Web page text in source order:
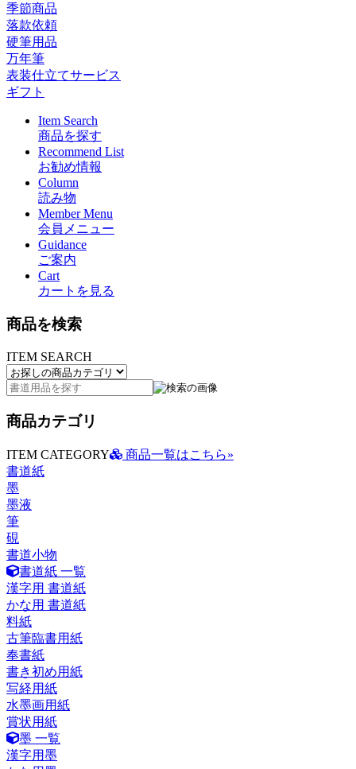
季節商品
落款依頼
硬筆用品
万年筆
表装仕立てサービス
ギフト
Item Search
商品を探す
Recommend List
お勧め情報
Column
読み物
Member Menu
会員メニュー
Guidance
ご案内
Cart
カートを見る
商品を検索
ITEM SEARCH
商品カテゴリ
ITEM CATEGORY
商品一覧はこちら»
書道紙
墨
墨液
筆
硯
書道小物
書道紙 一覧
漢字用 書道紙
かな用 書道紙
料紙
古筆臨書用紙
奉書紙
書き初め用紙
写経用紙
水墨画用紙
賞状用紙
墨 一覧
漢字用墨